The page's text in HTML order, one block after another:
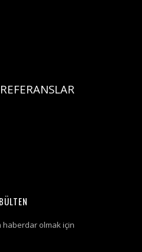
REFERANSLAR
haberdar olmak için